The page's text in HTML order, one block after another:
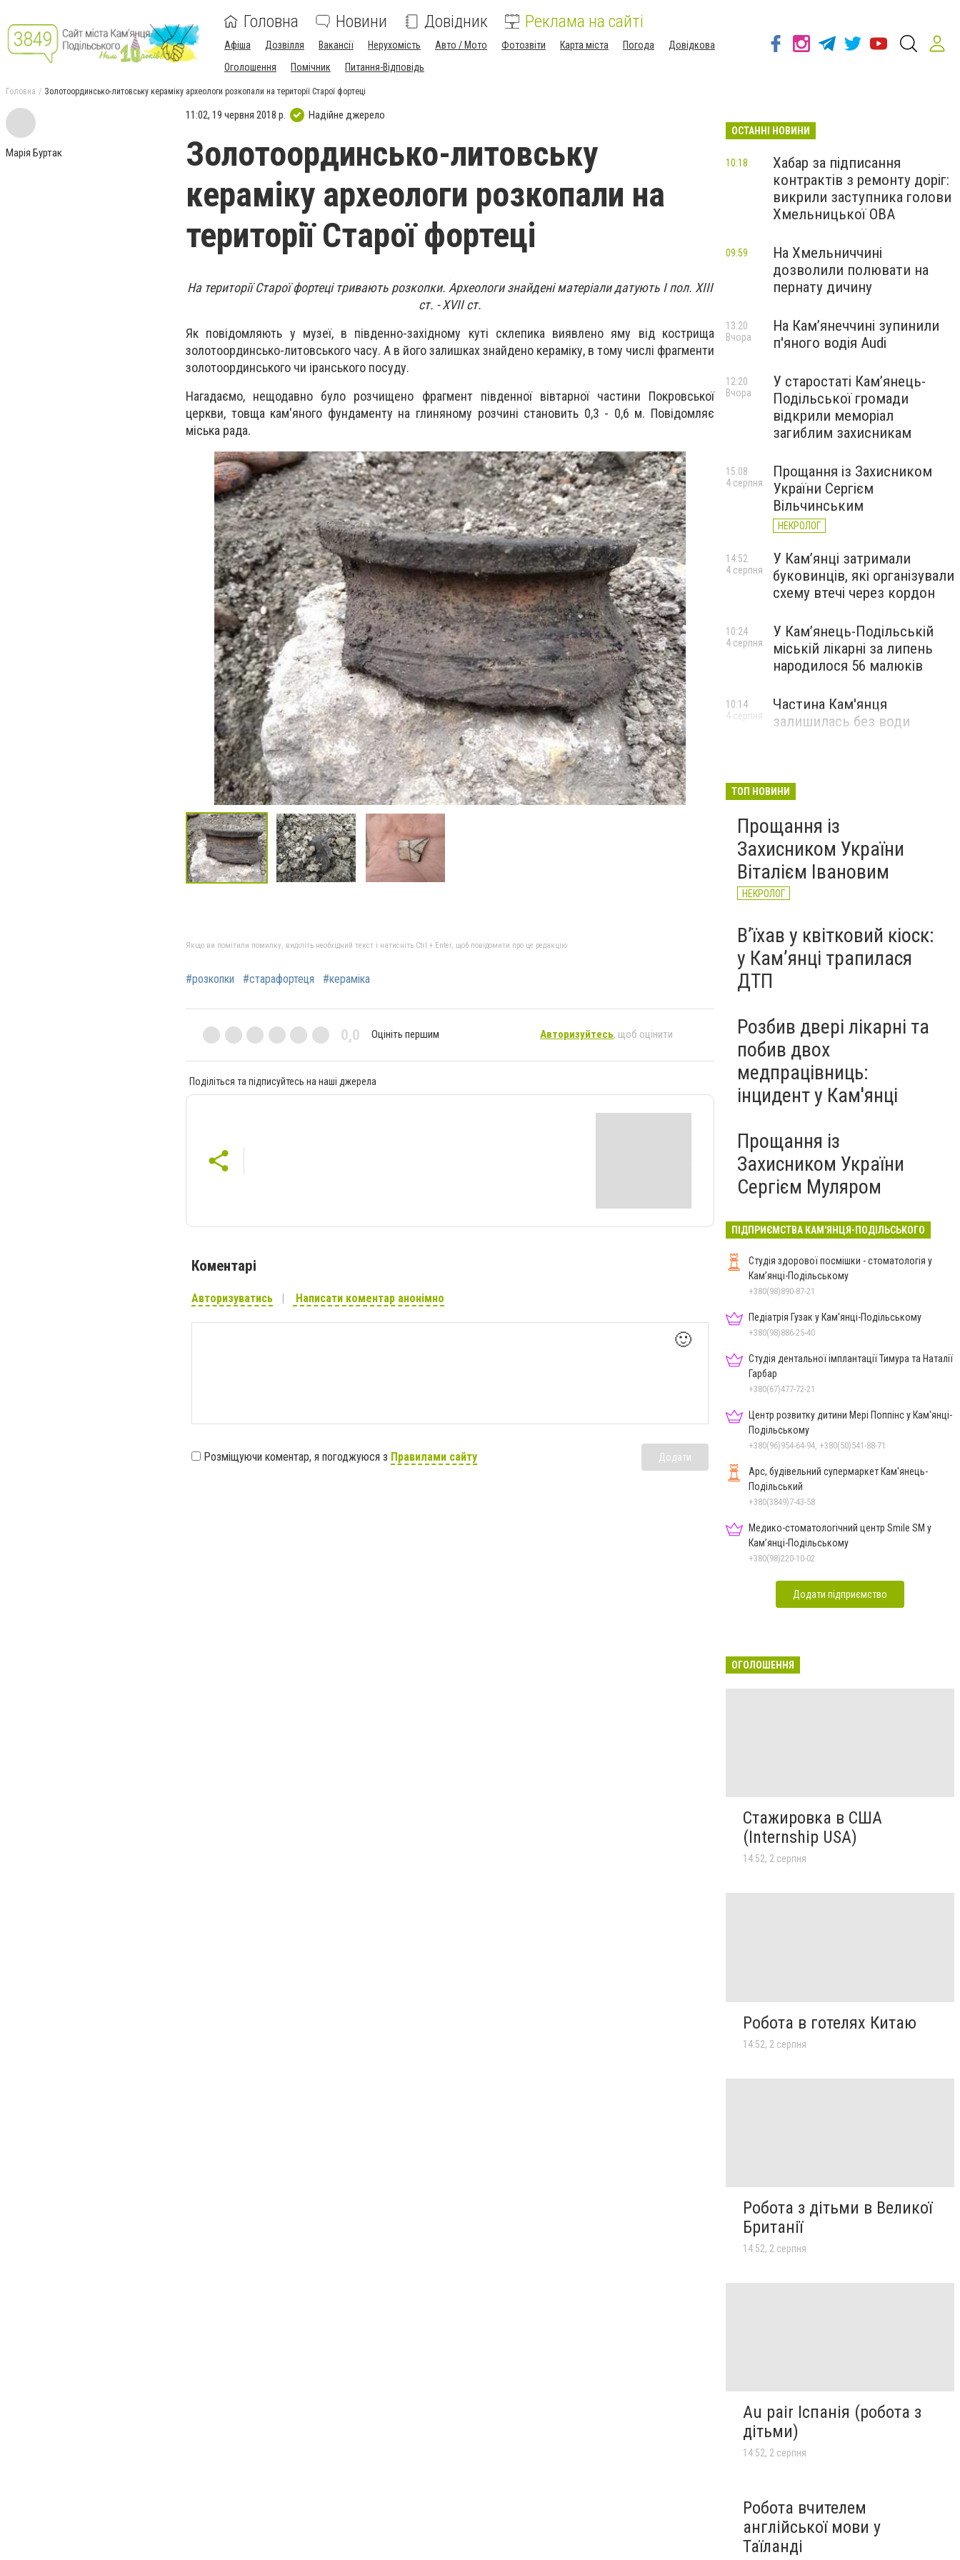
Головна Новини Довідник Реклама на сайті
Афіша Дозвілля Вакансії Нерухомість Авто / Мото Фотозвіти Карта міста Погода
Довідкова
Оголошення
Помічник Питання-Відповідь
Головна Золотоординсько-литовську кераміку археологи розкопали на території Старої фортеці
Марія Буртак
11:02, 19 червня 2018 р. Надійне джерело
Золотоординсько-литовську
кераміку археологи розкопали на
території Старої фортеці
На території Старої фортеці тривають розкопки. Археологи знайдені матеріали датують І пол. ХІІІ
ст. - ХVІІ ст.
Як повідомляють у музеї, в південно-західному куті склепика виявлено яму від кострища
золотоординсько-литовського часу. А в його залишках знайдено кераміку, в тому числі фрагменти
золотоординського чи іранського посуду.
Нагадаємо, нещодавно було розчищено фрагмент південної вівтарної частини Покровської
церкви, товща кам'яного фундаменту на глиняному розчині становить 0,3 - 0,6 м. Повідомляє
міська рада.
Якщо ви помітили помилку, виділіть необхідний текст і натисніть Ctrl + Enter, щоб повідомити про це редакцію
#розкопки #старафортеця #кераміка
0,0 Оцініть першим Авторизуйтесь, щоб оцінити
Поділіться та підписуйтесь на наші джерела
Коментарі
Авторизуватись Написати коментар анонімно
🙂
Розміщуючи коментар, я погоджуюся з Правилами сайту Додати
ОСТАННІ НОВИНИ
Хабар за підписання
контрактів з ремонту доріг:
викрили заступника голови
Хмельницької ОВА
10:18
На Хмельниччині
дозволили полювати на
пернату дичину
09:59
На Камʼянеччині зупинили
п'яного водія Audi
13:20
Вчора
У старостаті Кам’янець-
Подільської громади
відкрили меморіал
загиблим захисникам
12:20
Вчора
Прощання із Захисником
України Сергієм
Вільчинським
НЕКРОЛОГ
15:08
4 серпня
У Кам’янці затримали
буковинців, які організували
схему втечі через кордон
14:52
4 серпня
У Кам’янець-Подільській
міській лікарні за липень
народилося 56 малюків
10:24
4 серпня
Частина Кам'янця
залишилась без води
10:14
4 серпня
ТОП НОВИНИ
Прощання із
Захисником України
Віталієм Івановим
НЕКРОЛОГ
Вʼїхав у квітковий кіоск:
у Камʼянці трапилася
ДТП
Розбив двері лікарні та
побив двох
медпрацівниць:
інцидент у Кам'янці
Прощання із
Захисником України
Сергієм Муляром
ПІДПРИЄМСТВА КАМ'ЯНЦЯ-ПОДІЛЬСЬКОГО
Студія здорової посмішки - стоматологія у
Кам’янці-Подільському
+380(98)890-87-21
Педіатрія Гузак у Кам'янці-Подільському
+380(98)886-25-40
Студія дентальної імплантації Тимура та Наталії
Гарбар
+380(67)477-72-21
Центр розвитку дитини Мері Поппінс у Кам'янці-
Подільському
+380(96)954-64-94, +380(50)541-88-71
Арс, будівельний супермаркет Кам'янець-
Подільський
+380(3849)7-43-58
Медико-стоматологічний центр Smile SM у
Кам’янці-Подільському
+380(98)220-10-02
Додати підприємство
ОГОЛОШЕННЯ
Стажировка в США
(Internship USA)
14:52, 2 серпня
Робота в готелях Китаю
14:52, 2 серпня
Робота з дітьми в Великої
Британії
14:52, 2 серпня
Au pair Іспанія (робота з
дітьми)
14:52, 2 серпня
Робота вчителем
англійської мови у
Таїланді